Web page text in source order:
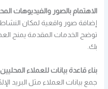
الاهتمام بالصور والفيديوهات
إضافة صور واقعية لمكان
توضح الخدمات المقدمة يمنح
بك.
بناء قاعدة بيانات للعملاء المحليين
جمع بيانات العملاء مثل البريد